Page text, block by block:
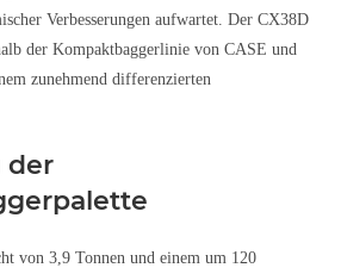
Verbesserungen aufwartet. Der CX38D
der Kompaktbaggerlinie von CASE und
zunehmend differenzierten
der
von 3,9 Tonnen und einem um 120